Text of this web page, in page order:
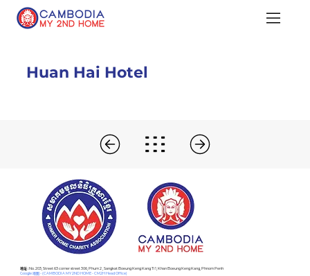
Huan Hai Hotel
​地址 :No. 203, Street 63 corner street 306, Phum 2 , Sangkat Boeung Keng Kang Ti 1, Khan Boeung Keng Kang, Phnom Penh
Google 地图 - (CAMBODIA MY 2ND HOME - CM2H Head Office)